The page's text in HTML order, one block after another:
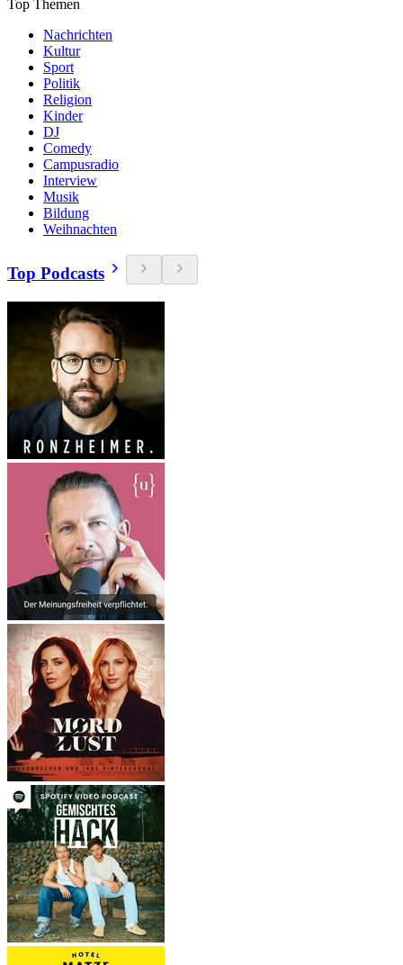
Top Themen
Nachrichten
Kultur
Sport
Politik
Religion
Kinder
DJ
Comedy
Campusradio
Interview
Musik
Bildung
Weihnachten
Top Podcasts